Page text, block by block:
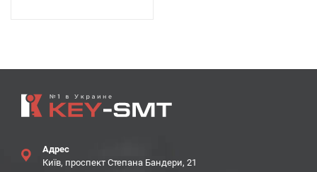
Адрес
Київ, проспект Степана Бандери, 21